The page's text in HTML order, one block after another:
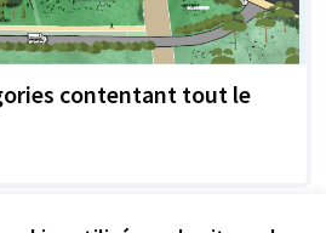
contentant tout le